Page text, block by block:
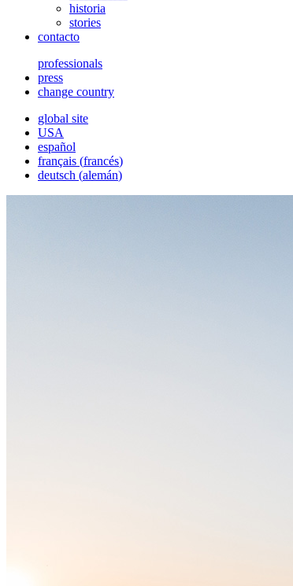
historia
stories
contacto
professionals
press
change country
global site
USA
español
français (francés)
deutsch (alemán)